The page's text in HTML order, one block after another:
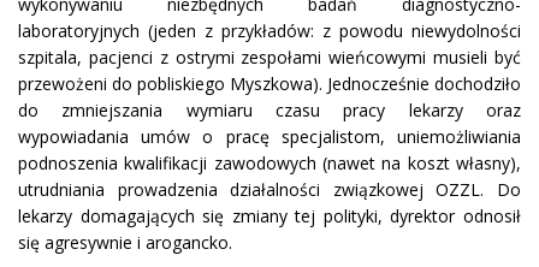
laboratoryjnych (jeden z przykładów: z powodu niewydolności
szpitala, pacjenci z ostrymi zespołami wieńcowymi musieli być
przewożeni do pobliskiego Myszkowa). Jednocześnie dochodziło
do zmniejszania wymiaru czasu pracy lekarzy oraz
wypowiadania umów o pracę specjalistom, uniemożliwiania
podnoszenia kwalifikacji zawodowych (nawet na koszt własny),
utrudniania prowadzenia działalności związkowej OZZL. Do
lekarzy domagających się zmiany tej polityki, dyrektor odnosił
się agresywnie i arogancko.